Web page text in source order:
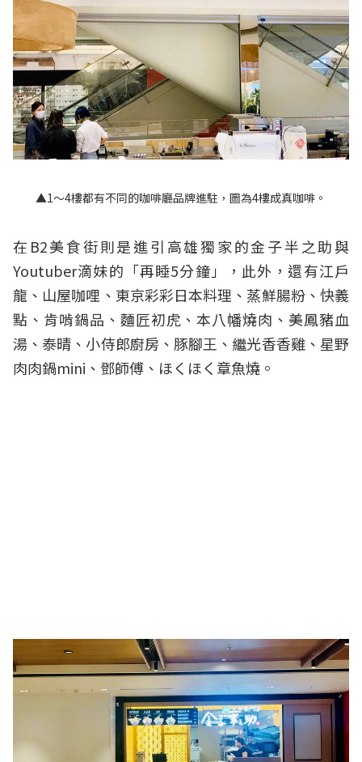
▲1～4樓都有不同的咖啡廳品牌進駐，圖為4樓成真咖啡。
在B2美食街則是進引高雄獨家的金子半之助與
Youtuber滴妹的「再睡5分鐘」，此外，還有江戶
龍、山屋咖哩、東京彩彩日本料理、蒸鮮腸粉、快義
點、肯啃鍋品、麵匠初虎、本八幡燒肉、美鳳豬血
湯、泰晴、小侍郎廚房、豚腳王、繼光香香雞、星野
肉肉鍋mini、鄧師傅、ほくほく章魚燒。